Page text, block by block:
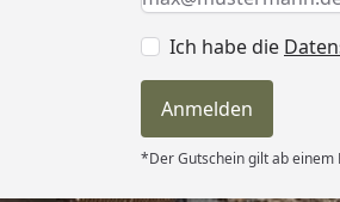
Ich habe die
Anmelden
*Der Gutschein gilt ab einem